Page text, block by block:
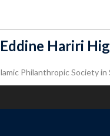
Hariri
Philanthropic Society in